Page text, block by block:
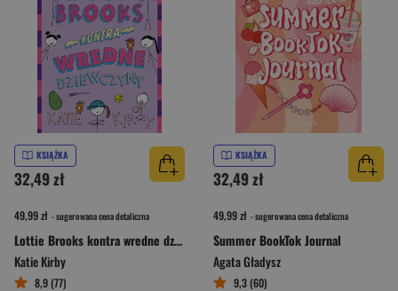
KSIĄŻKA
32,49 zł
49,99 zł - sugerowana cena detaliczna
Lottie Brooks kontra wredne dziewczyny
Katie Kirby
8,9 (77)
KSIĄŻKA
32,49 zł
49,99 zł - sugerowana cena detaliczna
Summer BookTok Journal
Agata Gładysz
9,3 (60)